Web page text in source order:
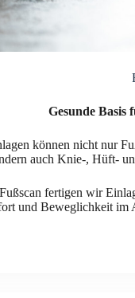
Gesunde Basis
können nicht nur
auch Knie-, Hüft-
fertigen wir
und Beweglichkeit im